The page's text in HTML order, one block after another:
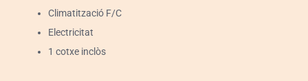
Català
Climatització F/C
Electricitat
1 cotxe inclòs